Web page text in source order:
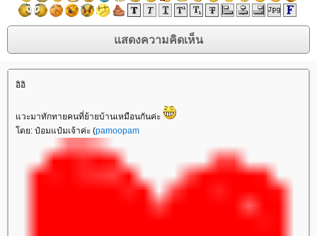
อิอิ
วะมาทักทายคนที่ย้ายบ้านเหมือนกันค่ะ
ดย: ป๋อมแป๋มเจ้าค่ะ (pamoopam